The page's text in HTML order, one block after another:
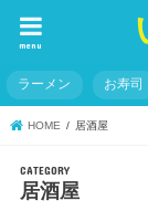
menu
ラーメン お寿司
HOME 居酒屋
居酒屋